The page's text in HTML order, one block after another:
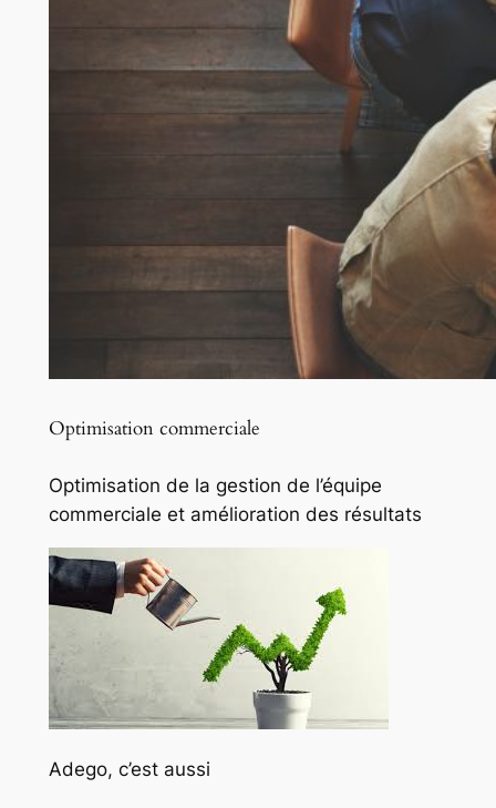
Optimisation commerciale
Optimisation de la gestion de l’équipe
commerciale et amélioration des résultats
Adego, c’est aussi